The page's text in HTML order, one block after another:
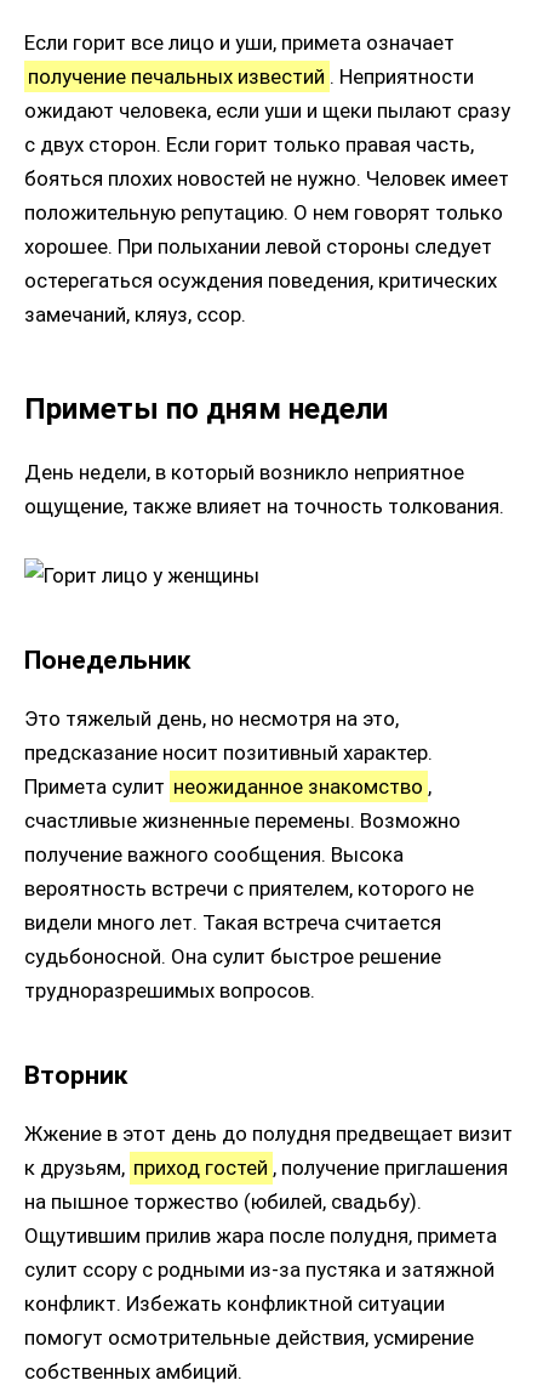
Если горит все лицо и уши, примета означает
получение печальных известий . Неприятности
ожидают человека, если уши и щеки пылают сразу
с двух сторон. Если горит только правая часть,
бояться плохих новостей не нужно. Человек имеет
положительную репутацию. О нем говорят только
хорошее. При полыхании левой стороны следует
остерегаться осуждения поведения, критических
замечаний, кляуз, ссор.
Приметы по дням недели
День недели, в который возникло неприятное
ощущение, также влияет на точность толкования.
Понедельник
Это тяжелый день, но несмотря на это,
предсказание носит позитивный характер.
Примета сулит неожиданное знакомство ,
счастливые жизненные перемены. Возможно
получение важного сообщения. Высока
вероятность встречи с приятелем, которого не
видели много лет. Такая встреча считается
судьбоносной. Она сулит быстрое решение
трудноразрешимых вопросов.
Вторник
Жжение в этот день до полудня предвещает визит
к друзьям, приход гостей , получение приглашения
на пышное торжество (юбилей, свадьбу).
Ощутившим прилив жара после полудня, примета
сулит ссору с родными из-за пустяка и затяжной
конфликт. Избежать конфликтной ситуации
помогут осмотрительные действия, усмирение
собственных амбиций.